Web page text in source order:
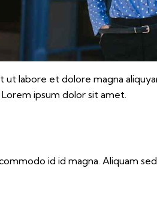
labore et dolore magna
ipsum dolor sit amet.
id id magna. Aliquam